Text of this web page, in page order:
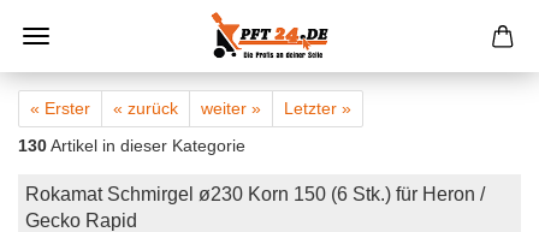
« Erster « zurück weiter »
Letzter »
130Artikel in dieser Kategorie
Rokamat Schmirgel ø230 Korn 150 (6 Stk.) für Heron /
Gecko Rapid